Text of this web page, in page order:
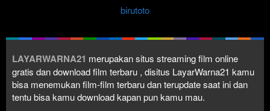
birutoto
LAYARWARNA21 merupakan situs streaming film online
gratis dan download film terbaru , disitus LayarWarna21 kamu
bisa menemukan film-film terbaru dan terupdate saat ini dan
tentu bisa kamu download kapan pun kamu mau.